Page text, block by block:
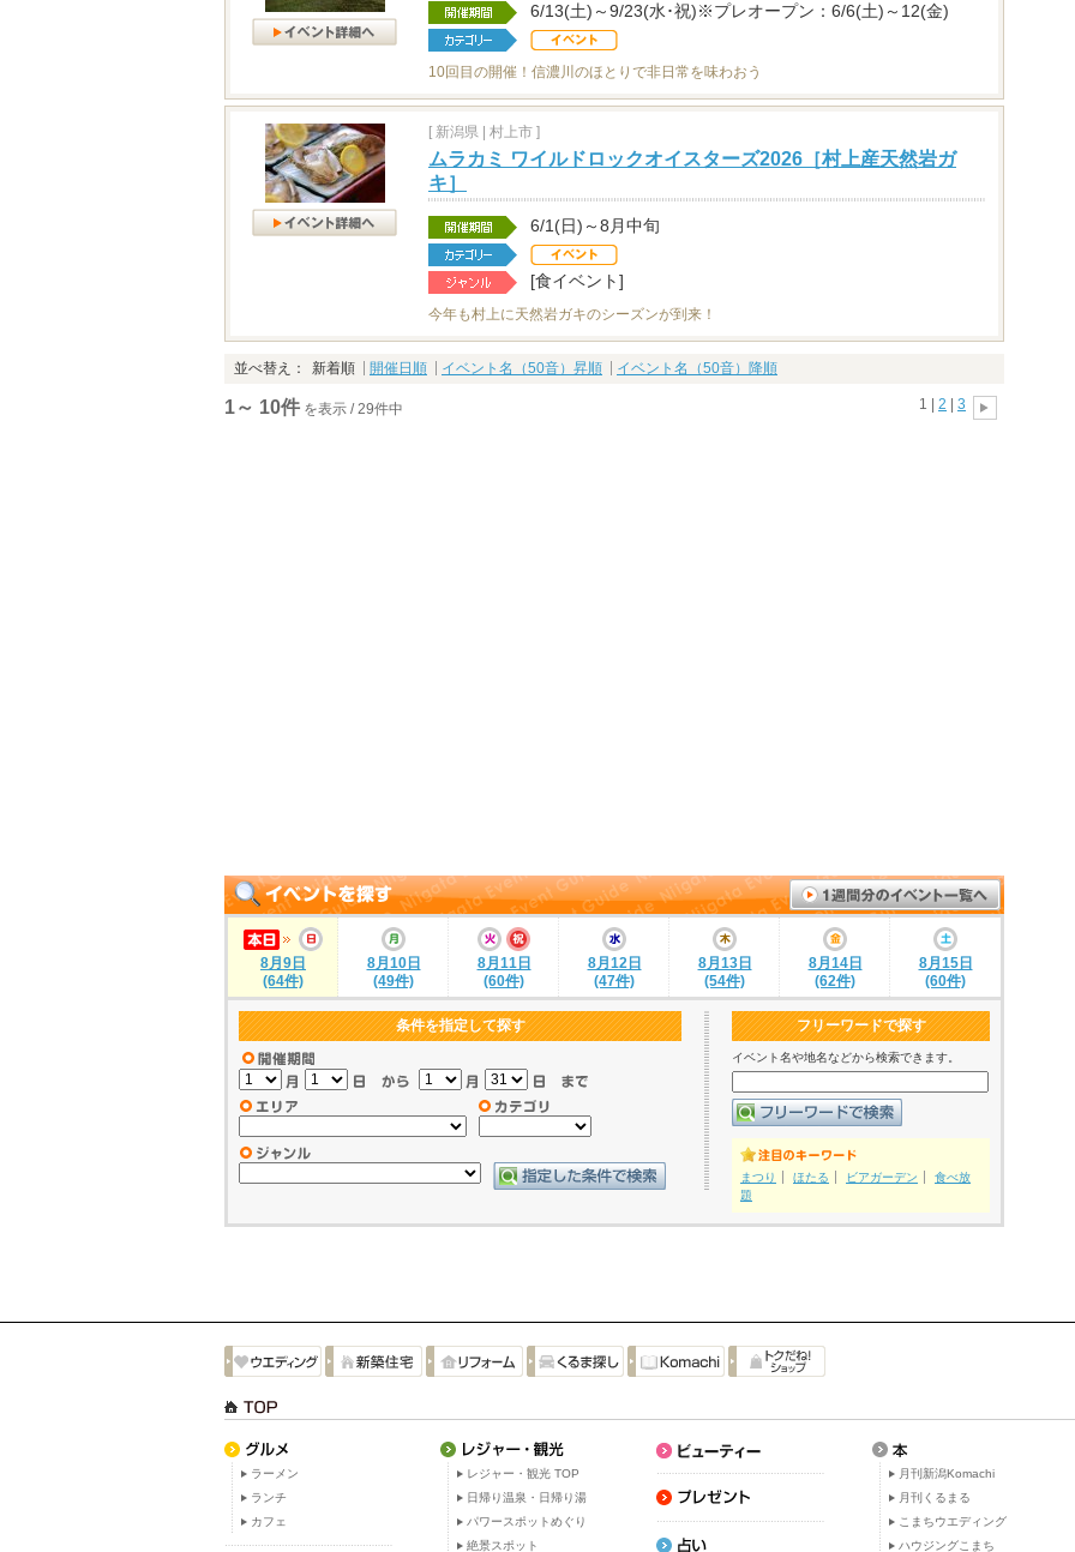
6/13(土)～9/23(水･祝)※プレオープン：6/6(土)～12(金)
10回目の開催！信濃川のほとりで非日常を味わおう
[ 新潟県 村上市 ]
ムラカミ ワイルドロックオイスターズ2026［村上産天然岩ガ
キ］
6/1(日)～8月中旬
[食イベント]
今年も村上に天然岩ガキのシーズンが到来！
並べ替え： 新着順 開催日順 イベント名（50音）昇順 イベント名（50音）降順
1～ 10件 を表示 / 29件中 1 | 2 3
8月9日
(64件)
8月10日
(49件)
8月11日
(60件)
8月12日
(47件)
8月13日
(54件)
8月14日
(62件)
8月15日
(60件)
条件を指定して探す フリーワードで探す
イベント名や地名などから検索できます。
まつり ほたる ビアガーデン
食べ放
題
ラーメン
ランチ
カフェ
レジャー・観光 TOP
日帰り温泉・日帰り湯
パワースポットめぐり
絶景スポット
月刊新潟Komachi
月刊くるまる
こまちウエディング
ハウジングこまち